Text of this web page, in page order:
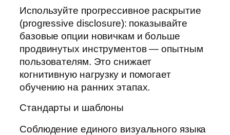
Используйте прогрессивное раскрытие
(progressive disclosure): показывайте
базовые опции новичкам и больше
продвинутых инструментов — опытным
пользователям. Это снижает
когнитивную нагрузку и помогает
обучению на ранних этапах.
Стандарты и шаблоны
Соблюдение единого визуального языка